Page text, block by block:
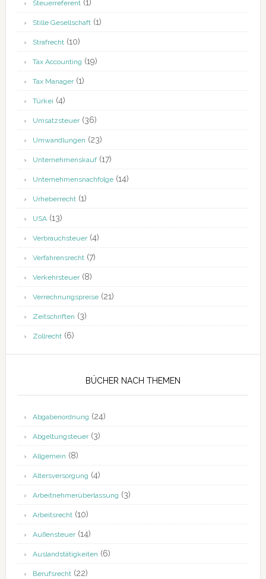
Steuerreferent(1)
Stille Gesellschaft(1)
Strafrecht(10)
Tax Accounting (19)
Tax Manager(1)
Türkei (4)
Umsatzsteuer(36)
Umwandlungen (23)
Unternehmenskauf(17)
Unternehmensnachfolge(14)
Urheberrecht(1)
USA(13)
Verbrauchsteuer(4)
Verfahrensrecht(7)
Verkehrsteuer(8)
Verrechnungspreise(21)
Zeitschriften (3)
Zollrecht(6)
BÜCHER NACH THEMEN
Abgabenordnung (24)
Abgeltungsteuer(3)
Allgemein (8)
Altersversorgung (4)
Arbeitnehmerüberlassung (3)
Arbeitsrecht(10)
Außensteuer(14)
Auslandstätigkeiten (6)
Berufsrecht(22)